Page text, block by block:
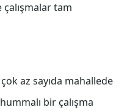
tam
az sayıda mahallede
bir çalışma